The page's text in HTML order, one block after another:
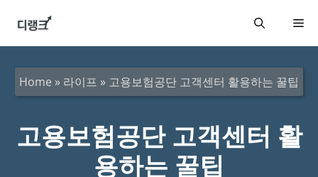
메
Home » 라이프 » 고용보험공단 고객센터 활용하는 꿀팁
고용보험공단 고객센터 활
용하는 꿀팁